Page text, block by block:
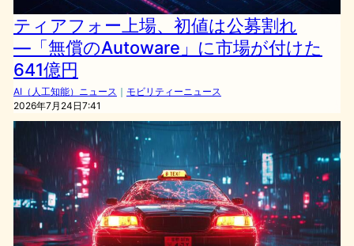
ティアフォー上場、初値は公募割れ
―「無償のAutoware」に市場が付けた
641億円
AI（人工知能）ニュース ｜ モビリティーニュース
2026年7月24日7:41